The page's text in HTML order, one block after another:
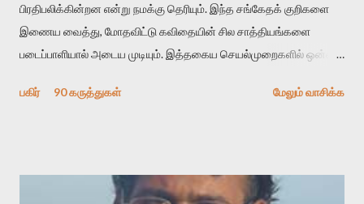
பிரதிபலிக்கின்றன என்று நமக்கு தெரியும். இந்த சங்கேதக் குறிகளை
இணைய வைத்து, மோதவிட்டு கவிதையின் சில சாத்தியங்களை
படைப்பாளியால் அடைய முடியும். இத்தகைய செயல்முறைகளில் ஒன்றை
காலத்தில் ஜாலவித்தைக்காரர்கள் வந்து போன பின் அவர்களின்
அதிகமாக்கும். கொல்லாது. ஒரு கனவை மீட்டெடுப்பதன் நோக்கம்
பகிர் 90 கருத்துகள் மேலும் வாசிக்க